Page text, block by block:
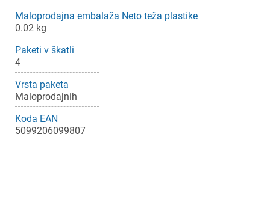
Maloprodajna embalaža Neto teža plastike
0.02 kg
Paketi v škatli
4
Vrsta paketa
Maloprodajnih
Koda EAN
5099206099807